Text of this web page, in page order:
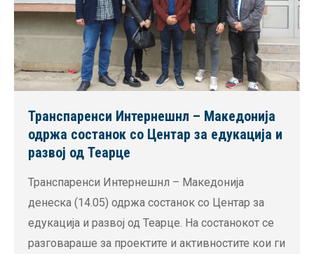
Транспаренси Интернешнл – Македонија
одржа состанок со Центар за едукација и
развој од Теарце
Транспаренси Интернешнл – Македонија
денеска (14.05) одржа состанок со Центар за
едукација и развој од Теарце. На состанокот се
разговараше за проектите и активностите кои ги